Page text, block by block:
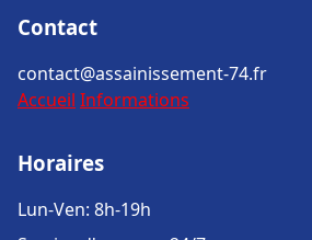
Contact
contact@assainissement-74.fr
Accueil Informations
Horaires
Lun-Ven: 8h-19h